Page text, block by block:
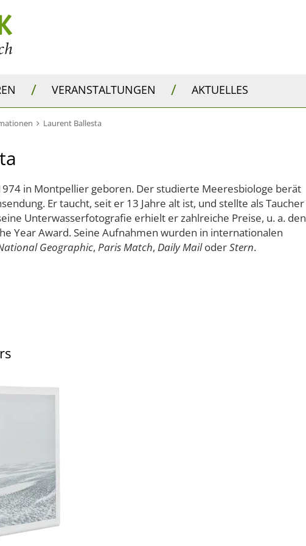
/ VERANSTALTUNGEN / AKTUELLES
Laurent Ballesta
in Montpellier geboren. Der studierte Meeresbiologe berät
Er taucht, seit er 13 Jahre alt ist, und stellte als Taucher
Unterwasserfotografie erhielt er zahlreiche Preise, u. a. den
Year Award. Seine Aufnahmen wurden in internationalen
Geographic, Paris Match, Daily MailoderStern.